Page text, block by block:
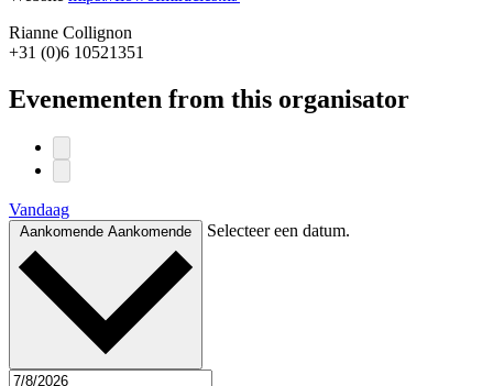
Rianne Collignon
+31 (0)6 10521351
Evenementen from this organisator
Vandaag
Aankomende Aankomende Selecteer een datum.